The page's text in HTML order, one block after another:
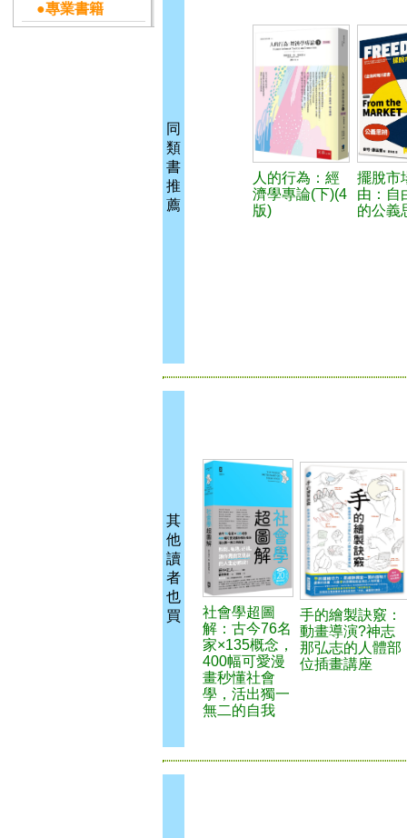
●專業書籍
同
類
書
推
薦
人的行為：經
濟學專論(下)(4
版)
擺脫市
由：自
的公義
其
他
讀
者
也
買
社會學超圖
解：古今76名
家×135概念，
400幅可愛漫
畫秒懂社會
學，活出獨一
無二的自我
手的繪製訣竅：
動畫導演?神志
那弘志的人體部
位插畫講座